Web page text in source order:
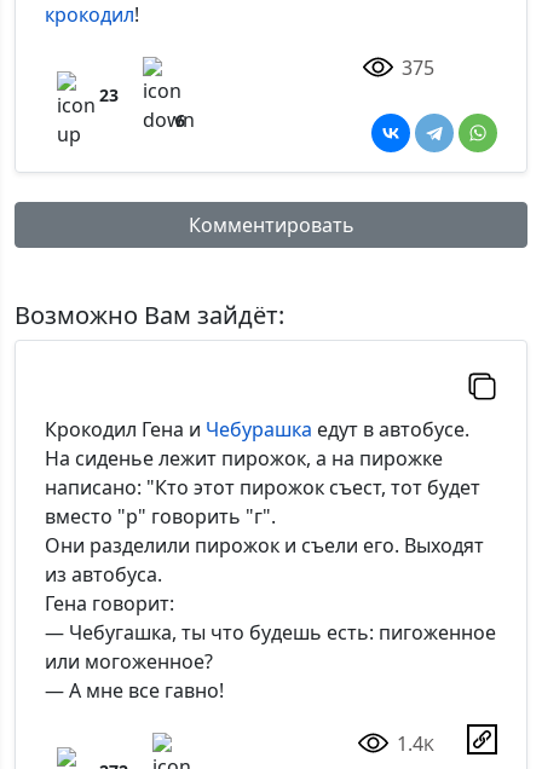
крокодил!
23
6
375
Комментировать
*Максимальное кол-во символов - 500. Ручная модерация.
Возможно Вам зайдёт:
Крокодил Гена и Чебурашка едут в автобусе.
На сиденье лежит пирожок, а на пирожке
написано: "Кто этот пирожок съест, тот будет
вместо "р" говорить "г".
Они разделили пирожок и съели его. Выходят
из автобуса.
Гена говорит:
— Чебугашка, ты что будешь есть: пигоженное
или могоженное?
— А мне все гавно!
1.4K